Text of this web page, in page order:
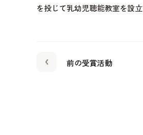
を投じて乳幼児聴能教室を設
前の受賞活動